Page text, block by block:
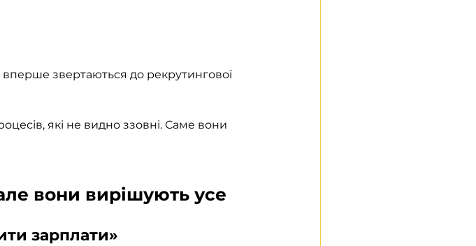
вперше звертаються до рекрутингової
які не видно ззовні. Саме вони
вони вирішують усе
зарплати»